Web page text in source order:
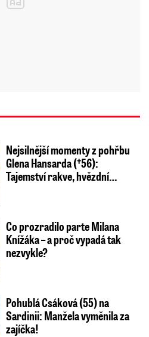
Nejsilnější momenty z pohřbu
Glena Hansarda (†56):
Tajemství rakve, hvězdní…
Co prozradilo parte Milana
Knížáka – a proč vypadá tak
nezvykle?
Pohublá Csáková (55) na
Sardinii: Manžela vyměnila za
zajíčka!